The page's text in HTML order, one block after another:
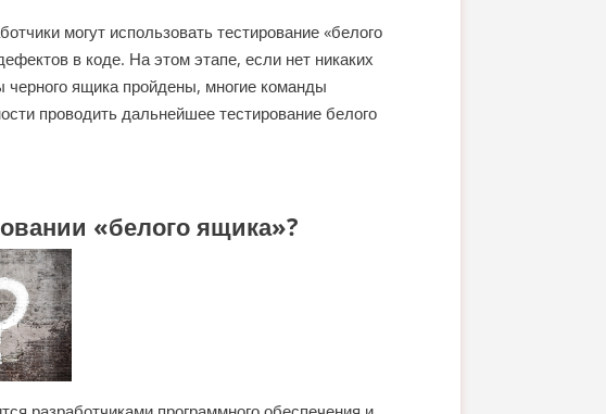
могут использовать тестирование «белого
в коде. На этом этапе, если нет никаких
черного ящика пройдены, многие команды
проводить дальнейшее тестирование белого
«белого ящика»?